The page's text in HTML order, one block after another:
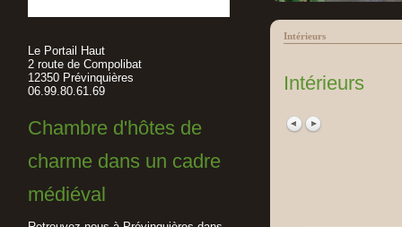
Le Portail Haut
2 route de Compolibat
12350 Prévinquières
06.99.80.61.69
Chambre d'hôtes de
charme dans un cadre
médiéval
Intérieurs
Intérieurs